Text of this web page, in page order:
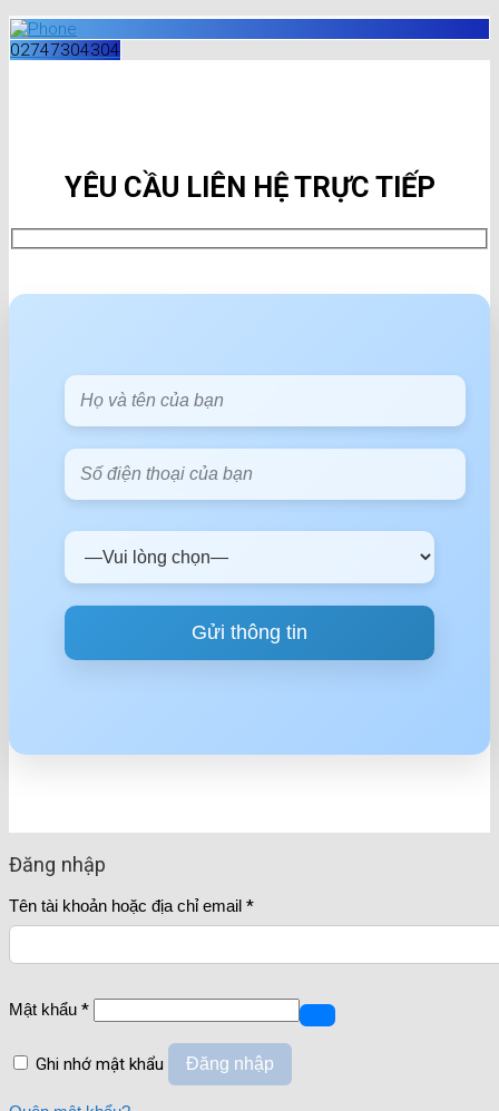
02747304304
YÊU CẦU LIÊN HỆ TRỰC TIẾP
Đăng nhập
Tên tài khoản hoặc địa chỉ email *
Mật khẩu *
Ghi nhớ mật khẩu Đăng nhập